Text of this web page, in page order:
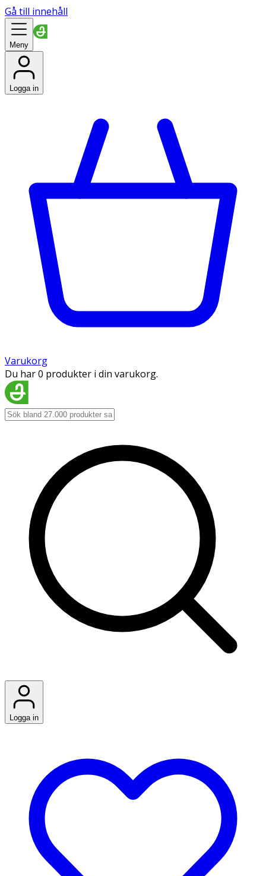
Gå till innehåll
Meny
Logga in
Varukorg
Du har 0 produkter i din varukorg.
Logga in